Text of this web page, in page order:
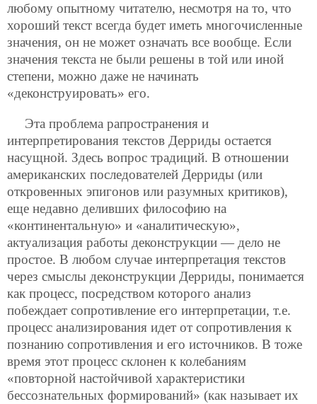
любому опытному читателю, несмотря на то, что
хороший текст всегда будет иметь многочисленные
значения, он не может означать все вообще. Если
значения текста не были решены в той или иной
степени, можно даже не начинать
«деконструировать» его.
Эта проблема рапространения и
интерпретирования текстов Дерриды остается
насущной. Здесь вопрос традиций. В отношении
американских последователей Дерриды (или
откровенных эпигонов или разумных критиков),
еще недавно деливших философию на
«континентальную» и «аналитическую»,
актуализация работы деконструкции — дело не
простое. В любом случае интерпретация текстов
через смыслы деконструкции Дерриды, понимается
как процесс, посредством которого анализ
побеждает сопротивление его интерпретации, т.е.
процесс анализирования идет от сопротивления к
познанию сопротивления и его источников. В тоже
время этот процесс склонен к колебаниям
«повторной настойчивой характеристики
бессознательных формирований» (как называет их